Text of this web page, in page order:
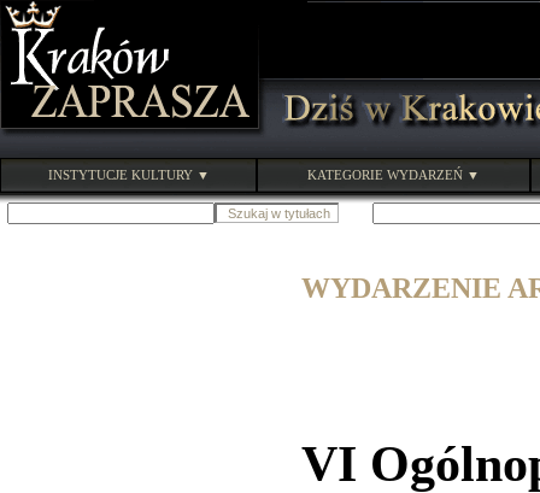
INSTYTUCJE KULTURY ▼ KATEGORIE WYDARZEŃ ▼
WYDARZENIE
VI